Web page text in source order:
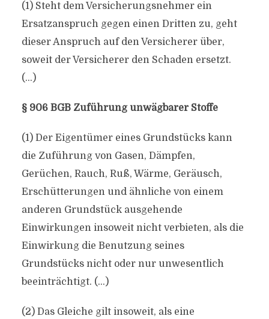
(1) Steht dem Versicherungsnehmer ein
Ersatzanspruch gegen einen Dritten zu, geht
dieser Anspruch auf den Versicherer über,
soweit der Versicherer den Schaden ersetzt.
(…)
§ 906 BGB Zuführung unwägbarer Stoffe
(1) Der Eigentümer eines Grundstücks kann
die Zuführung von Gasen, Dämpfen,
Gerüchen, Rauch, Ruß, Wärme, Geräusch,
Erschütterungen und ähnliche von einem
anderen Grundstück ausgehende
Einwirkungen insoweit nicht verbieten, als die
Einwirkung die Benutzung seines
Grundstücks nicht oder nur unwesentlich
beeinträchtigt. (…)
(2) Das Gleiche gilt insoweit, als eine